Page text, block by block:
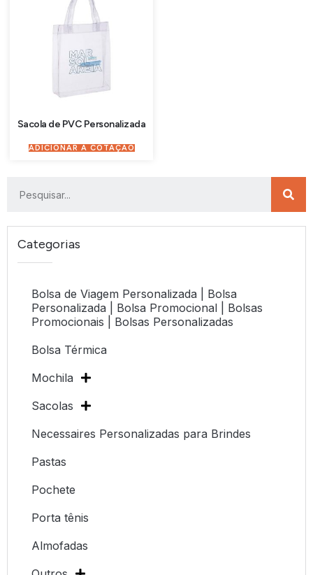
Categorias
Bolsa de Viagem Personalizada | Bolsa
Personalizada | Bolsa Promocional | Bolsas
Promocionais | Bolsas Personalizadas
Bolsa Térmica
Mochila
Sacolas
Necessaires Personalizadas para Brindes
Pastas
Pochete
Porta tênis
Almofadas
Sacola de PVC Personalizada
ADICIONAR À COTAÇÃO